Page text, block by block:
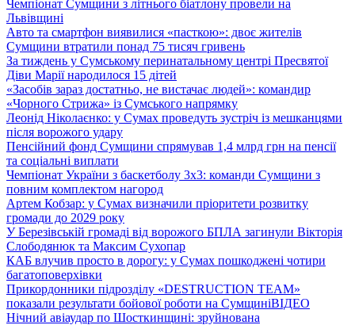
Чемпіонат Сумщини з літнього біатлону провели на
Львівщині
Авто та смартфон виявилися «пасткою»: двоє жителів
Сумщини втратили понад 75 тисяч гривень
За тиждень у Сумському перинатальному центрі Пресвятої
Діви Марії народилося 15 дітей
«Засобів зараз достатньо, не вистачає людей»: командир
«Чорного Стрижа» із Сумського напрямку
Леонід Ніколаєнко: у Сумах проведуть зустріч із мешканцями
після ворожого удару
Пенсійний фонд Сумщини спрямував 1,4 млрд грн на пенсії
та соціальні виплати
Чемпіонат України з баскетболу 3х3: команди Сумщини з
повним комплектом нагород
Артем Кобзар: у Сумах визначили пріоритети розвитку
громади до 2029 року
У Березівській громаді від ворожого БПЛА загинули Вікторія
Слободянюк та Максим Сухопар
КАБ влучив просто в дорогу: у Сумах пошкоджені чотири
багатоповерхівки
Прикордонники підрозділу «DESTRUCTION TEAM»
показали результати бойової роботи на СумщиніВІДЕО
Нічний авіаудар по Шосткинщині: зруйнована